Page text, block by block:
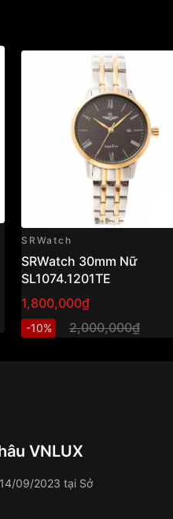
SRWatch
SRWatch 30mm Nữ
SL1074.1201TE
1,800,000₫
-10% 2,000,000₫
VNLUX
09/2023 tại Sở